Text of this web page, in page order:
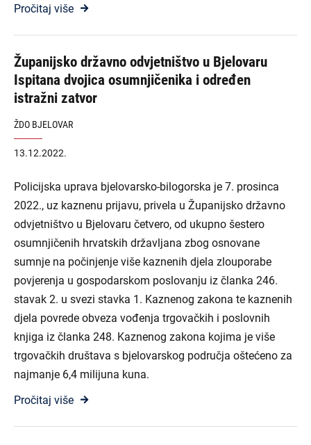
Pročitaj više
Županijsko državno odvjetništvo u Bjelovaru
Ispitana dvojica osumnjičenika i određen
istražni zatvor
ŽDO BJELOVAR
13.12.2022.
Policijska uprava bjelovarsko-bilogorska je 7. prosinca
2022., uz kaznenu prijavu, privela u Županijsko državno
odvjetništvo u Bjelovaru četvero, od ukupno šestero
osumnjičenih hrvatskih državljana zbog osnovane
sumnje na počinjenje više kaznenih djela zlouporabe
povjerenja u gospodarskom poslovanju iz članka 246.
stavak 2. u svezi stavka 1. Kaznenog zakona te kaznenih
djela povrede obveza vođenja trgovačkih i poslovnih
knjiga iz članka 248. Kaznenog zakona kojima je više
trgovačkih društava s bjelovarskog područja oštećeno za
najmanje 6,4 milijuna kuna.
Pročitaj više